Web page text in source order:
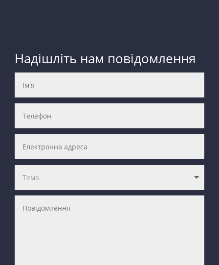
Надішліть нам повідомлення